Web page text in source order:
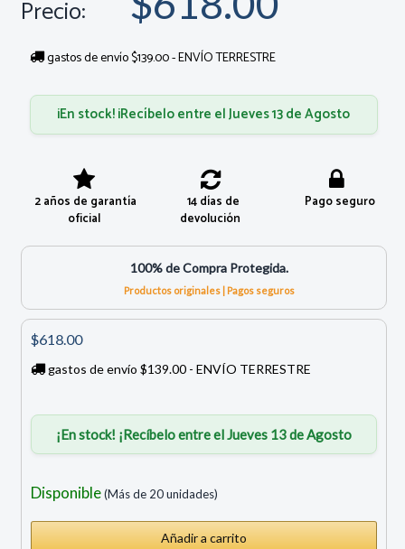
Precio:
gastos de envío $139.00 - ENVÍO TERRESTRE
¡En stock! ¡Recíbelo entre el Jueves 13 de Agosto
2 años de garantía
oficial
14 días de
devolución
Pago seguro
100% de Compra Protegida.
Productos originales | Pagos seguros
$618.00
gastos de envío $139.00 - ENVÍO TERRESTRE
¡En stock! ¡Recíbelo entre el Jueves 13 de Agosto
Disponible(Más de 20 unidades)